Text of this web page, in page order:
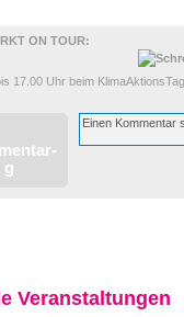
ON TOUR:
17.00 Uhr beim
Veranstaltungen